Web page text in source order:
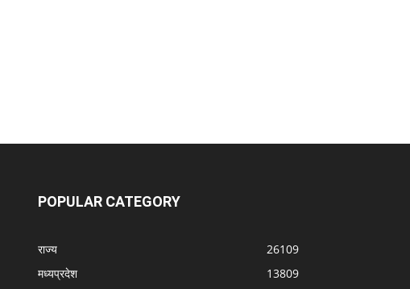
POPULAR CATEGORY
राज्‍य
26109
मध्यप्रदेश
13809